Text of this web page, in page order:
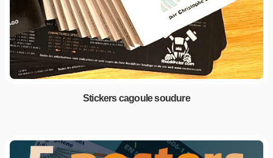
Stickers cagoule soudure